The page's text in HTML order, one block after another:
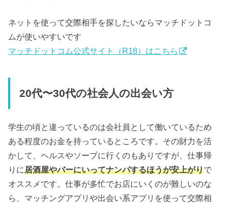
ネットを使って交際相手を探したいならマッチドットコ
ムが使いやすいです
マッチドットコム公式サイト（R18）はこちら
20代〜30代の社会人の出会い方
学生の頃と違っているのは会社員として働いているため
ある程度のお金を持っているところです。その財力を活
かして、ヘルスやソープに行くのもありですが、仕事帰
りに居酒屋やバーにいってナンパするほうが安上がりで
オススメです。仕事が多忙でお店にいくのが難しいのな
ら、マッチングアプリや出会い系アプリを使って交際相